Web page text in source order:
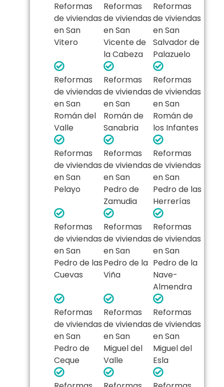
Reformas
de viviendas
en San
Vitero
Reformas
de viviendas
en San
Vicente de
la Cabeza
Reformas
de viviendas
en San
Salvador de
Palazuelo
Reformas
de viviendas
en San
Román del
Valle
Reformas
de viviendas
en San
Román de
Sanabria
Reformas
de viviendas
en San
Román de
los Infantes
Reformas
de viviendas
en San
Pelayo
Reformas
de viviendas
en San
Pedro de
Zamudia
Reformas
de viviendas
en San
Pedro de las
Herrerías
Reformas
de viviendas
en San
Pedro de las
Cuevas
Reformas
de viviendas
en San
Pedro de la
Viña
Reformas
de viviendas
en San
Pedro de la
Nave-
Almendra
Reformas
de viviendas
en San
Pedro de
Ceque
Reformas
de viviendas
en San
Miguel del
Valle
Reformas
de viviendas
en San
Miguel del
Esla